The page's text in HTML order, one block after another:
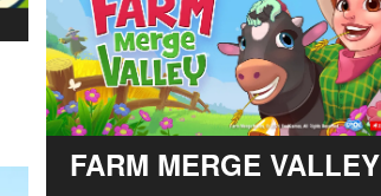
FARM MERGE VALLEY